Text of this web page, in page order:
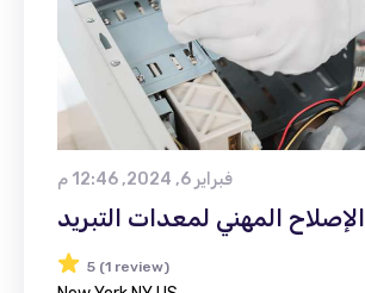
فبراير 6, 2024, 12:46 م
الإصلاح المهني لمعدات التبريد
5 (1 review)